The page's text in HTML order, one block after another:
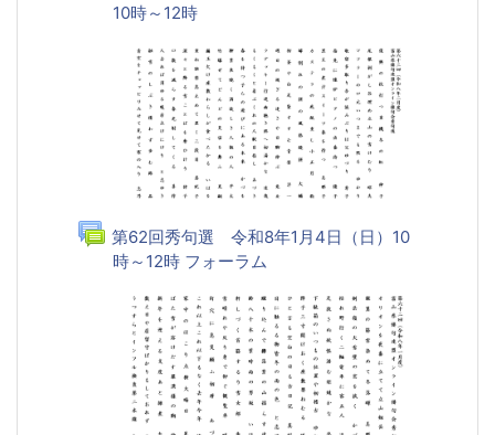
10時～12時フォーラム
第62回秀句選 令和8年1月4日（日）10
時～12時 フォーラム